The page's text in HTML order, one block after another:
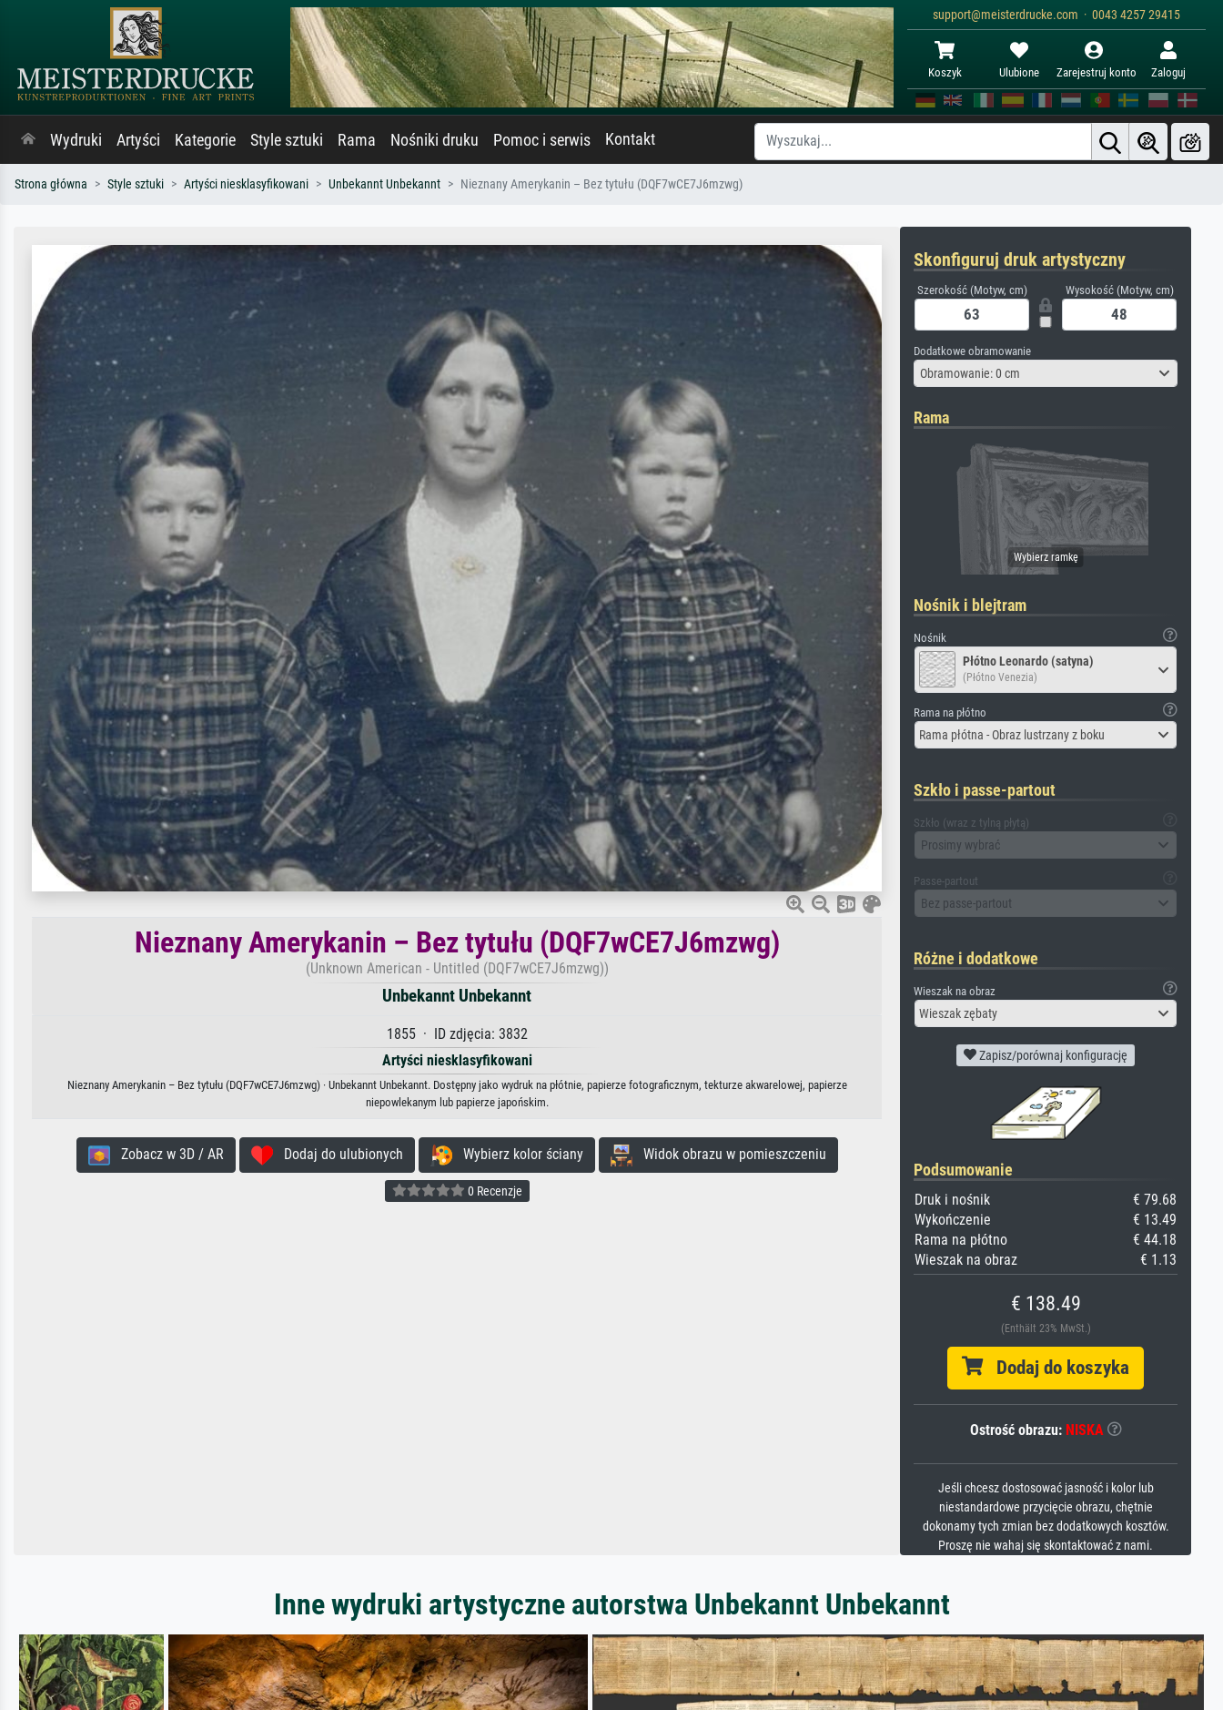
support@meisterdrucke.com · 0043 4257 29415
Koszyk Ulubione Zarejestruj konto Zaloguj
Wydruki Artyści Kategorie Style sztuki Rama Nośniki druku Pomoc i serwis Kontakt
Strona główna Style sztuki Artyści niesklasyfikowani Unbekannt Unbekannt Nieznany Amerykanin – Bez tytułu (DQF7wCE7J6mzwg)
Nieznany Amerykanin – Bez tytułu (DQF7wCE7J6mzwg)
(Unknown American - Untitled (DQF7wCE7J6mzwg))
Unbekannt Unbekannt
1855 · ID zdjęcia: 3832
Artyści niesklasyfikowani
Nieznany Amerykanin – Bez tytułu (DQF7wCE7J6mzwg) · Unbekannt Unbekannt. Dostępny jako wydruk na płótnie, papierze fotograficznym, tekturze akwarelowej, papierze
niepowlekanym lub papierze japońskim.
Zobacz w 3D / AR Dodaj do ulubionych Wybierz kolor ściany Widok obrazu w pomieszczeniu
0 Recenzje
Skonfiguruj druk artystyczny
Szerokość (Motyw, cm) Wysokość (Motyw, cm)
Dodatkowe obramowanie
Obramowanie: 0 cm
Rama
Nośnik i blejtram
Nośnik
Płótno Leonardo (satyna)
(Płótno Venezia)
Rama na płótno
Rama płótna - Obraz lustrzany z boku
Szkło i passe-partout
Szkło (wraz z tylną płytą)
Prosimy wybrać
Passe-partout
Bez passe-partout
Różne i dodatkowe
Wieszak na obraz
Wieszak zębaty
Zapisz/porównaj konfigurację
Podsumowanie
Druk i nośnik
€ 79.68
Wykończenie
€ 13.49
Rama na płótno
€ 44.18
Wieszak na obraz
€ 1.13
€ 138.49
(Enthält 23% MwSt.)
Dodaj do koszyka
Ostrość obrazu: NISKA
Jeśli chcesz dostosować jasność i kolor lub
niestandardowe przycięcie obrazu, chętnie
dokonamy tych zmian bez dodatkowych kosztów.
Proszę nie wahaj się skontaktować z nami.
Inne wydruki artystyczne autorstwa Unbekannt Unbekannt